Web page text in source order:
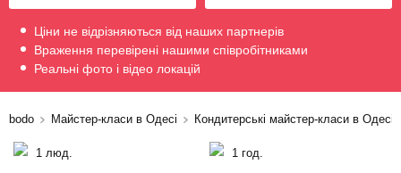
Ціни не відрізняються від наших партнерів
Враження перевірені нашими співробітниками
Реальні фото і відео локацій
bodo Майстер-класи в Одесі Кондитерські майстер-класи в Одесі
1 люд. 1 год.